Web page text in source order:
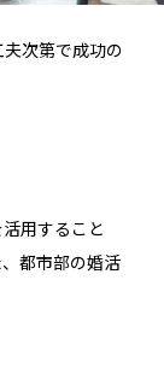
次第で成功の
用すること
都市部の婚活